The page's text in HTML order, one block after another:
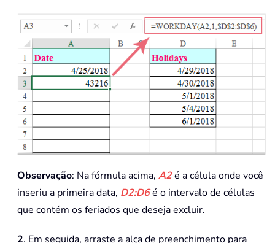
Observação: Na fórmula acima, A2é a célula onde você
inseriu a primeira data, D2:D6é o intervalo de células
que contém os feriados que deseja excluir.
2. Em seguida, arraste a alça de preenchimento para